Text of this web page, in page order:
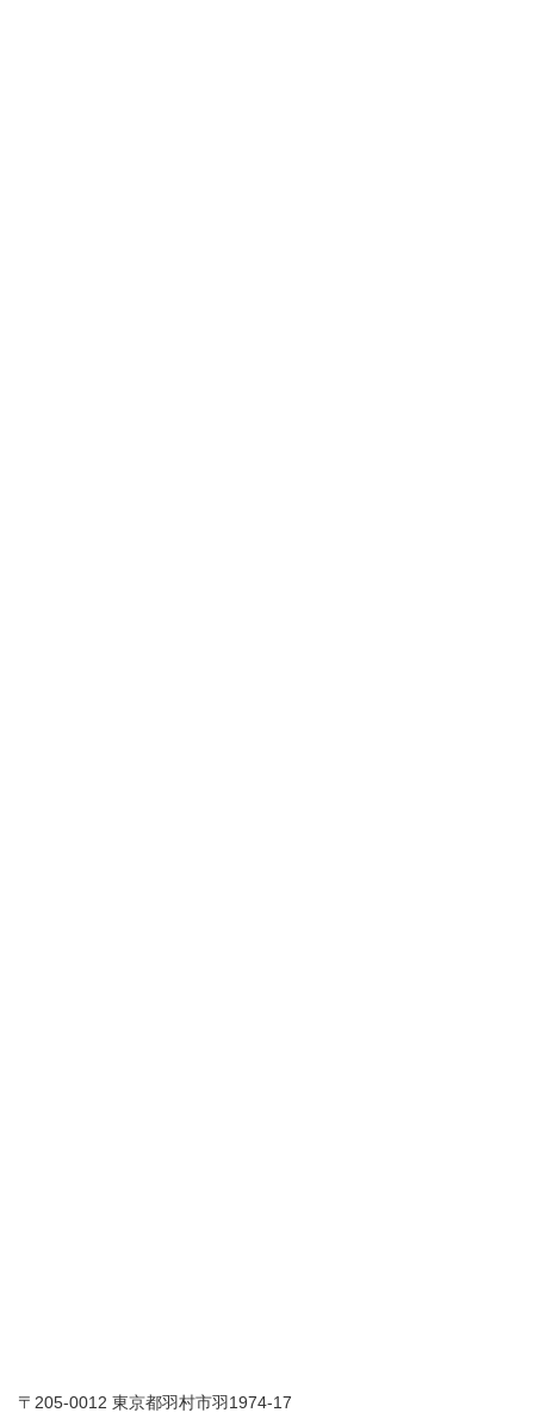
〒205-0012 東京都羽村市羽1974-17